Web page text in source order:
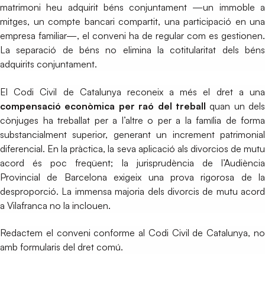
matrimoni heu adquirit béns conjuntament —un immoble a
mitges, un compte bancari compartit, una participació en una
empresa familiar—, el conveni ha de regular com es gestionen.
La separació de béns no elimina la cotitularitat dels béns
adquirits conjuntament.
El Codi Civil de Catalunya reconeix a més el dret a una
compensació econòmica per raó del treball quan un dels
cònjuges ha treballat per a l’altre o per a la família de forma
substancialment superior, generant un increment patrimonial
diferencial. En la pràctica, la seva aplicació als divorcios de mutu
acord és poc freqüent; la jurisprudència de l’Audiència
Provincial de Barcelona exigeix una prova rigorosa de la
desproporció. La immensa majoria dels divorcis de mutu acord
a Vilafranca no la inclouen.
Redactem el conveni conforme al Codi Civil de Catalunya, no
amb formularis del dret comú.